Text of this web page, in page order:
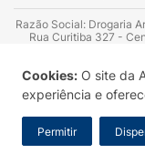
Cookies: O site da
experiência e
Permitir
Razão Social: Drogaria
Rua Curitiba 327 -
Azevedo Guimarães –
Consultor substituto:
Sanitário: 2025020713 |